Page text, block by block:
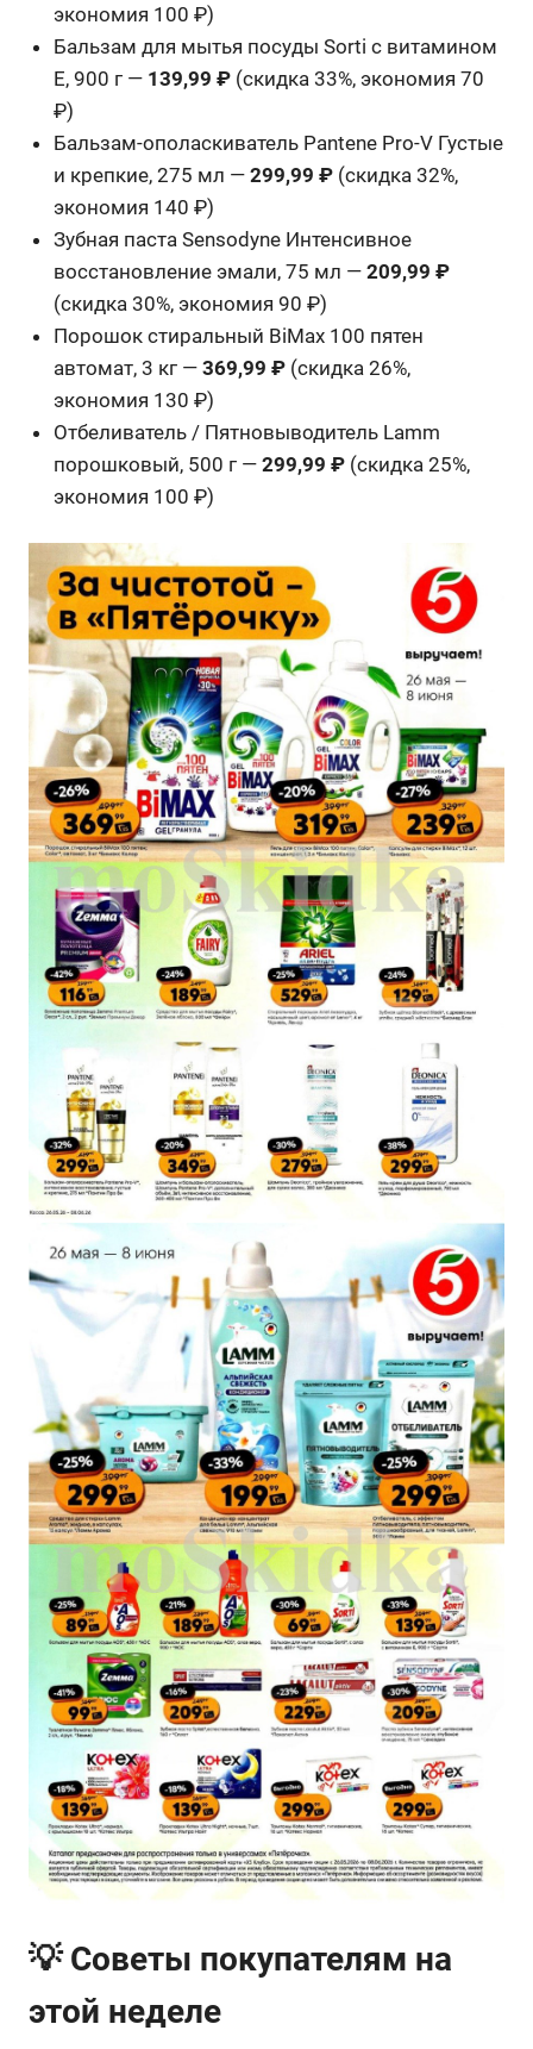
экономия 100 ₽)
Бальзам для мытья посуды Sorti с витамином
Е, 900 г — 139,99 ₽ (скидка 33%, экономия 70
₽)
Бальзам-ополаскиватель Pantene Pro-V Густые
и крепкие, 275 мл —299,99 ₽ (скидка 32%,
экономия 140 ₽)
Зубная паста Sensodyne Интенсивное
восстановление эмали, 75 мл —209,99 ₽
(скидка 30%, экономия 90 ₽)
Порошок стиральный BiMax 100 пятен
автомат, 3 кг —369,99 ₽ (скидка 26%,
экономия 130 ₽)
Отбеливатель / Пятновыводитель Lamm
порошковый, 500 г —299,99 ₽ (скидка 25%,
экономия 100 ₽)
💡 Советы покупателям на
этой неделе